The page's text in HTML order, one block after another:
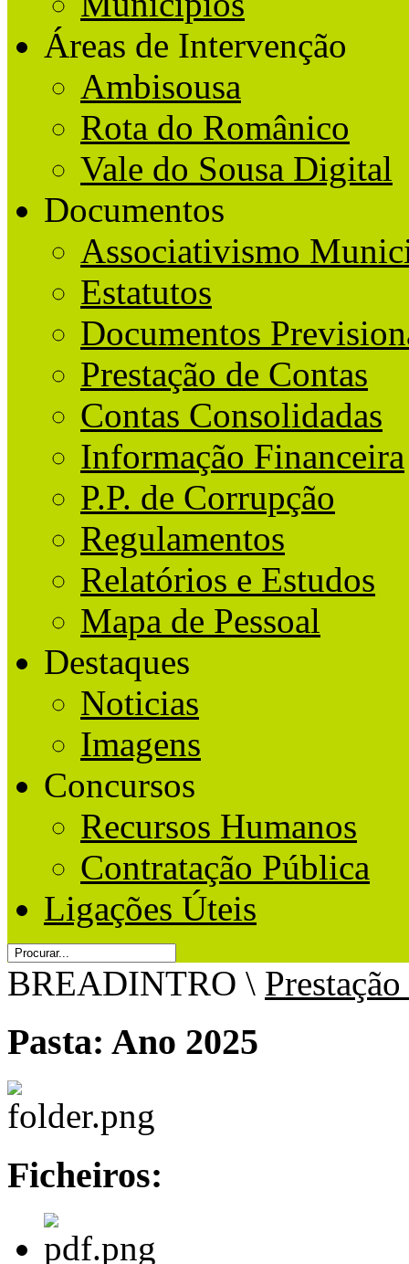
Áreas de Intervenção
Ambisousa
Rota do Românico
Vale do Sousa Digital
Documentos
Associativismo
Estatutos
Documentos
Prestação de Contas
Contas Consolidadas
Informação Financeira
P.P. de Corrupção
Regulamentos
Relatórios e Estudos
Mapa de Pessoal
Destaques
Noticias
Imagens
Concursos
Recursos Humanos
Contratação Pública
Ligações Úteis
BREADINTRO \
Pasta: Ano 2025
Ficheiros: